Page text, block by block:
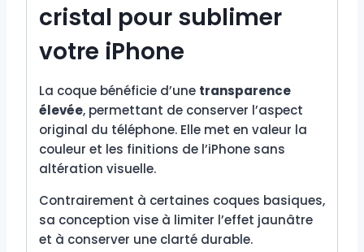
cristal pour sublimer
votre iPhone
La coque bénéficie d’une transparence
élevée, permettant de conserver l’aspect
original du téléphone. Elle met en valeur la
couleur et les finitions de l’iPhone sans
altération visuelle.
Contrairement à certaines coques basiques,
sa conception vise à limiter l’effet jaunâtre
et à conserver une clarté durable.